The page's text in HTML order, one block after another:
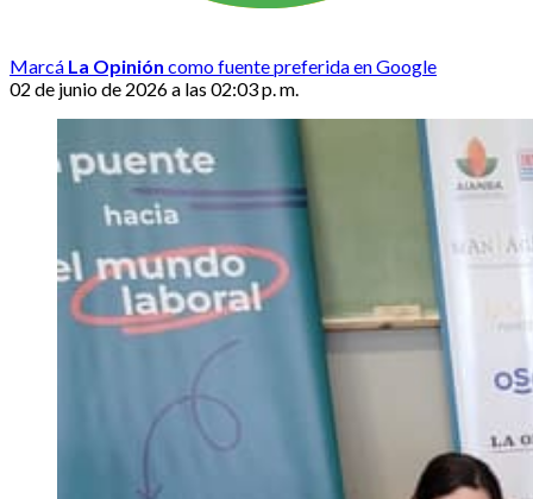
Marcá La Opinión como fuente preferida en Google
02 de junio de 2026 a las 02:03 p. m.